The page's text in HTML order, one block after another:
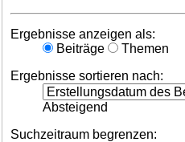
Ergebnisse anzeigen als:
Beiträge
Themen
Ergebnisse sortieren nach:
Absteigend
Suchzeitraum begrenzen: